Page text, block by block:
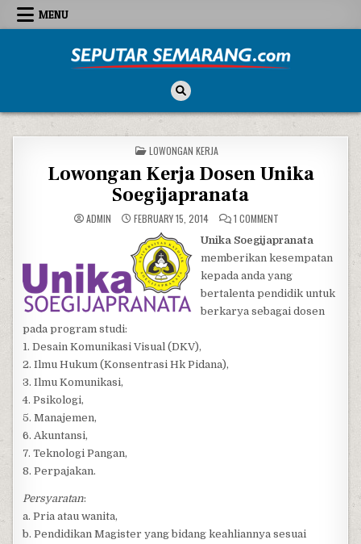
Skip to content
MENU
POSTED IN
LOWONGAN KERJA
Lowongan Kerja Dosen Unika
Soegijapranata
ADMIN FEBRUARY 15, 2014 1 COMMENT
Unika Soegijapranata
memberikan kesempatan
kepada anda yang
bertalenta pendidik untuk
berkarya sebagai dosen
pada program studi:
1. Desain Komunikasi Visual (DKV),
2. Ilmu Hukum (Konsentrasi Hk Pidana),
3. Ilmu Komunikasi,
4. Psikologi,
5. Manajemen,
6. Akuntansi,
7. Teknologi Pangan,
8. Perpajakan.
Persyaratan:
a. Pria atau wanita,
b. Pendidikan Magister yang bidang keahliannya sesuai